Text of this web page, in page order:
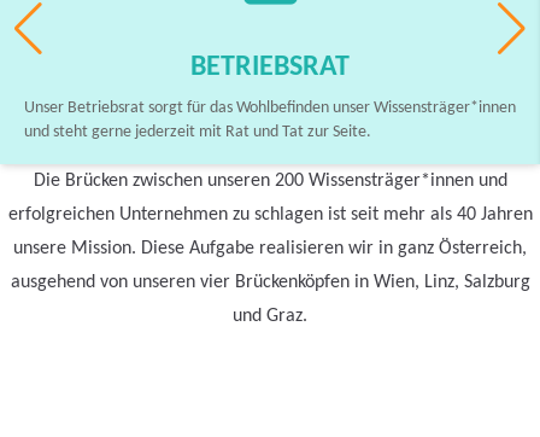
BETRIEBSRAT
Unser Betriebsrat sorgt für das Wohlbefinden unser Wissensträger*innen
und steht gerne jederzeit mit Rat und Tat zur Seite.
Die Brücken zwischen unseren 200 Wissensträger*innen und
erfolgreichen Unternehmen zu schlagen ist seit mehr als 40 Jahren
unsere Mission. Diese Aufgabe realisieren wir in ganz Österreich,
ausgehend von unseren vier Brückenköpfen in Wien, Linz, Salzburg
und Graz.